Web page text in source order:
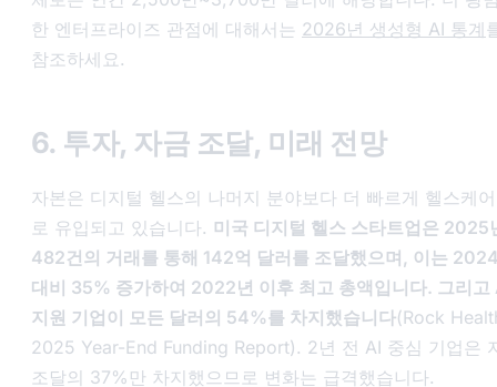
한 엔터프라이즈 관점에 대해서는 2026년 생성형 AI 통계
참조하세요.
6. 투자, 자금 조달, 미래 전망
자본은 디지털 헬스의 나머지 분야보다 더 빠르게 헬스케
로 유입되고 있습니다. 미국 디지털 헬스 스타트업은 2025
482건의 거래를 통해 142억 달러를 조달했으며, 이는
대비 35% 증가하여 2022년 이후 최고 총액입니다. 그리고
지원 기업이 모든 달러의 54%를 차지했습니다(Rock
2025 Year-End Funding Report). 2년 전 AI 중심 기업은
조달의 37%만 차지했으므로 변화는 급격했습니다.